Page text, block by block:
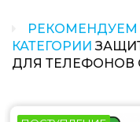
РЕКОМЕНДУЕМ
КАТЕГОРИИ
ДЛЯ ТЕЛЕФОНОВ